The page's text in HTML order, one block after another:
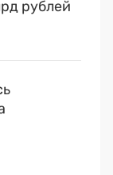
рублей